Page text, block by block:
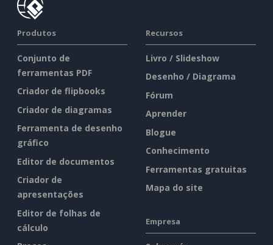
Produtos
Conjunto de
ferramentas PDF
Criador de flipbooks
Criador de diagramas
Ferramenta de desenho
gráfico
Editor de documentos
Criador de
apresentações
Editor de folhas de
cálculo
Recursos
Livro / Slideshow
Desenho / Diagrama
Fórum
Aprender
Blogue
Conhecimento
Ferramentas gratuitas
Mapa do site
Empresa